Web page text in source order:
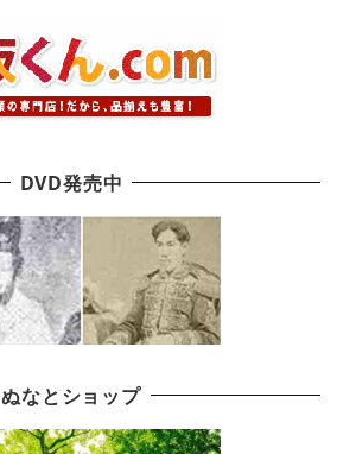
DVD発売中
ぬなとショップ